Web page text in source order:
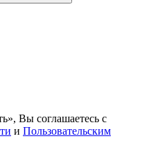
Вы соглашаетесь с
и Пользовательским